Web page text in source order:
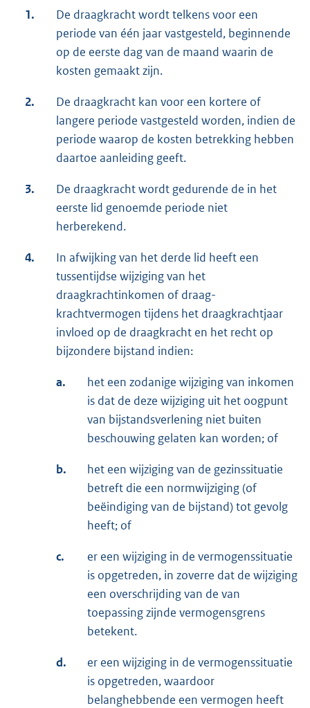
1.
De draagkracht wordt telkens voor een
periode van één jaar vastgesteld, beginnende
op de eerste dag van de maand waarin de
kosten gemaakt zijn.
2.
De draagkracht kan voor een kortere of
langere periode vastgesteld worden, indien de
periode waarop de kosten betrekking hebben
daartoe aanleiding geeft.
3.
De draagkracht wordt gedurende de in het
eerste lid genoemde periode niet
herberekend.
4.
In afwijking van het derde lid heeft een
tussentijdse wijziging van het
draagkrachtinkomen of draag-
krachtvermogen tijdens het draagkrachtjaar
invloed op de draagkracht en het recht op
bijzondere bijstand indien:
a.
het een zodanige wijziging van inkomen
is dat de deze wijziging uit het oogpunt
van bijstandsverlening niet buiten
beschouwing gelaten kan worden; of
b.
het een wijziging van de gezinssituatie
betreft die een normwijziging (of
beëindiging van de bijstand) tot gevolg
heeft; of
c.
er een wijziging in de vermogenssituatie
is opgetreden, in zoverre dat de wijziging
een overschrijding van de van
toepassing zijnde vermogensgrens
betekent.
d.
er een wijziging in de vermogenssituatie
is opgetreden, waardoor
belanghebbende een vermogen heeft